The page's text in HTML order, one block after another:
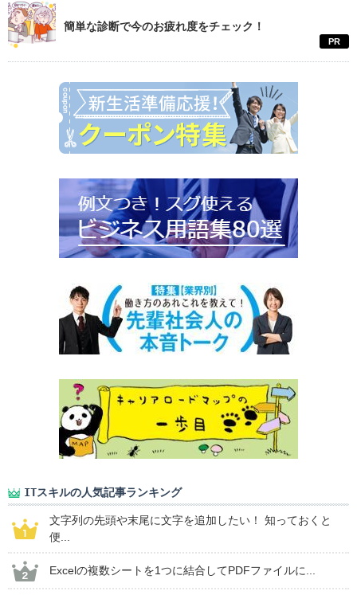
簡単な診断で今のお疲れ度をチェック！
PR
ITスキルの人気記事ランキング
文字列の先頭や末尾に文字を追加したい！ 知っておくと
便...
Excelの複数シートを1つに結合してPDFファイルに...